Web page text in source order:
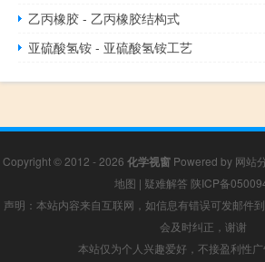
乙丙橡胶 - 乙丙橡胶结构式
亚硫酸氢铵 - 亚硫酸氢铵工艺
Copyright © 2012 - 2026 化学视窗 Powered by 网站
地图 | 疑难解答 陕ICP备
声明：本站内容来自互联网，如信息有错误可发邮件
会及时纠正，谢谢
本站仅为个人兴趣爱好，不接盈利性